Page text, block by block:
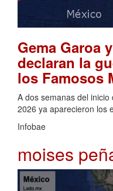
Gema Garoa
declaran la
los Famosos
A dos semanas del
2026 ya aparecieron los
Infobae
moises